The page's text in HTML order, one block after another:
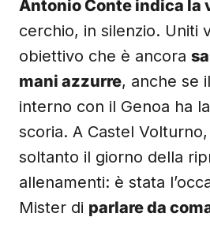
Antonio Conte indica la
cerchio, in silenzio. Uniti
obiettivo che è ancora
mani azzurre, anche se
interno con il Genoa ha
scoria. A Castel
soltanto il giorno della
allenamenti: è stata
Mister di parlare da